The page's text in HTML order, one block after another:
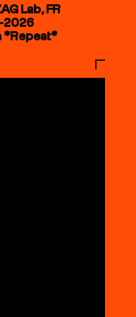
Lab, FR
2026
*Repeat*